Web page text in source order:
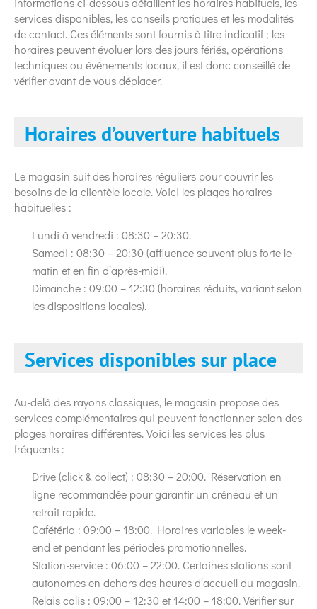
services disponibles, les conseils pratiques et les modalités
de contact. Ces éléments sont fournis à titre indicatif ; les
horaires peuvent évoluer lors des jours fériés, opérations
techniques ou événements locaux, il est donc conseillé de
vérifier avant de vous déplacer.
Horaires d’ouverture habituels
Le magasin suit des horaires réguliers pour couvrir les
besoins de la clientèle locale. Voici les plages horaires
habituelles :
Lundi à vendredi : 08:30 – 20:30.
Samedi : 08:30 – 20:30 (affluence souvent plus forte le
matin et en fin d’après-midi).
Dimanche : 09:00 – 12:30 (horaires réduits, variant selon
les dispositions locales).
Services disponibles sur place
Au-delà des rayons classiques, le magasin propose des
services complémentaires qui peuvent fonctionner selon des
plages horaires différentes. Voici les services les plus
fréquents :
Drive (click & collect) : 08:30 – 20:00. Réservation en
ligne recommandée pour garantir un créneau et un
retrait rapide.
Cafétéria : 09:00 – 18:00. Horaires variables le week-
end et pendant les périodes promotionnelles.
Station-service : 06:00 – 22:00. Certaines stations sont
autonomes en dehors des heures d’accueil du magasin.
Relais colis : 09:00 – 12:30 et 14:00 – 18:00. Vérifier sur